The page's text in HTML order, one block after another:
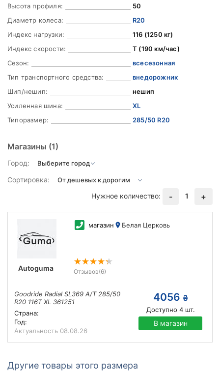
Высота профиля:
50
Диаметр колеса:
R20
Индекс нагрузки:
116 (1250 кг)
Индекс скорости:
T (190 км/час)
Сезон:
всесезонная
Тип транспортного средства:
внедорожник
Шип/нешип:
нешип
Усиленная шина:
XL
Типоразмер:
285/50 R20
Магазины (1)
Город:
Сортировка:
Нужное количество:
- 1 +
Autoguma
магазин Белая Церковь
Отзывов(6)
Goodride Radial SL369 A/T 285/50
R20 116T XL 361251
Страна:
Год:
Актуальность 08.08.26
4056 ₴
Доступно 4шт.
В магазин
Другие товары этого размера